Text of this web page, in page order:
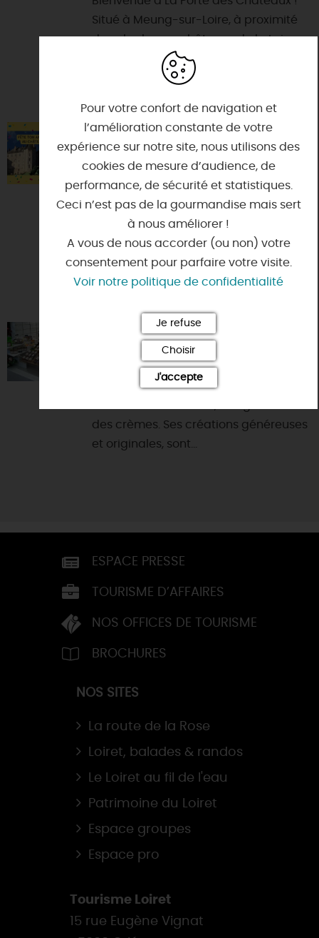
Situé à Meung-sur-Loire, à proximité
des plus beaux châteaux de la Loire,
dans un cadre nat...
CHÂTEAU !
Au programme: Visite ludique avec le
livret (45 min): grâce à un livret-jeu,
les enfants partent à la recherche
d’objets insol...
LES MERVEILLES DE CATHERINE
45370 - MAREAU-AUX-PRES
Catherine Thomas confectionne des
des crèmes. Ses créations généreuses
et originales, sont...
ESPACE PRESSE
TOURISME D’AFFAIRES
NOS OFFICES DE TOURISME
BROCHURES
NOS SITES
La route de la Rose
Loiret, balades & randos
Le Loiret au fil de l'eau
Patrimoine du Loiret
Espace groupes
Espace pro
Tourisme Loiret
15 rue Eugène Vignat
Pour votre confort de navigation et
l’amélioration constante de votre
expérience sur notre site, nous utilisons des
cookies de mesure d’audience, de
performance, de sécurité et statistiques.
Ceci n’est pas de la gourmandise mais sert
à nous améliorer !
A vous de nous accorder (ou non) votre
consentement pour parfaire votre visite.
Voir notre politique de confidentialité
Je refuse
Choisir
J'accepte